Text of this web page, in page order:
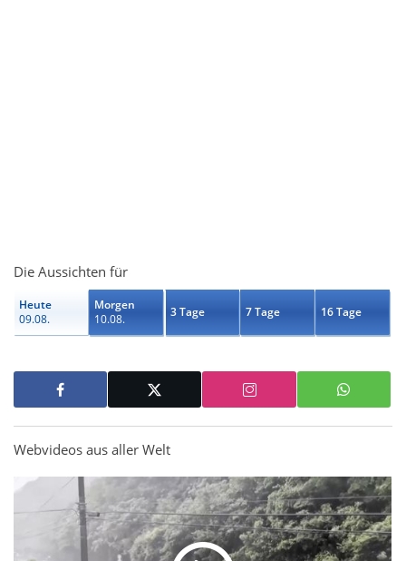
Die Aussichten für
Heute
09.08.
Morgen
10.08.
3 Tage 7 Tage 16 Tage
Webvideos aus aller Welt